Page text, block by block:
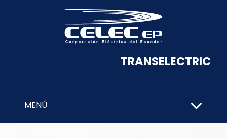
TRANSELECTRIC
MENÚ